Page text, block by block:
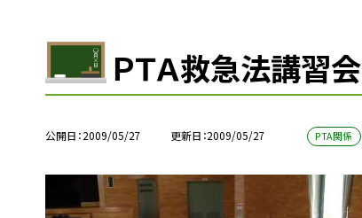
ＰＴＡ救急法講習会
公開日 2009/05/27 更新日 2009/05/27 PTA関係